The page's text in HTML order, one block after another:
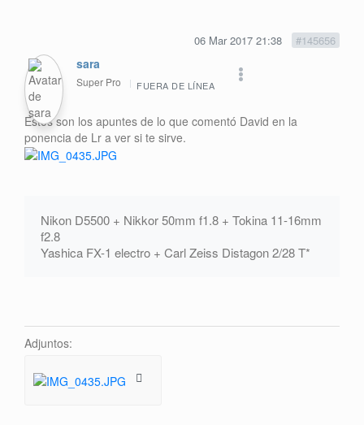
06 Mar 2017 21:38 #145656
sara
Super Pro FUERA DE LÍNEA
Estos son los apuntes de lo que comentó David en la
ponencia de Lr a ver si te sirve.
Nikon D5500 + Nikkor 50mm f1.8 + Tokina 11-16mm
f2.8
Yashica FX-1 electro + Carl Zeiss Distagon 2/28 T*
Adjuntos: